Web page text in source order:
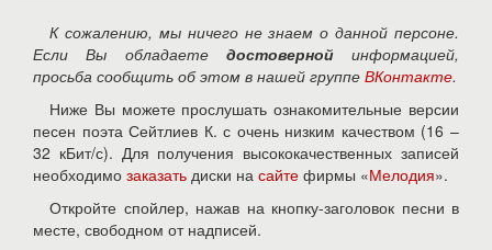
К сожалению, мы ничего не знаем о данной персоне.
Если Вы обладаете достовернойинформацией,
просьба сообщить об этом в нашей группе ВКонтакте.
Ниже Вы можете прослушать ознакомительные версии
песен поэта Сейтлиев К. с очень низким качеством (16 –
32 кБит/с). Для получения высококачественных записей
необходимо заказать диски на сайте фирмы «Мелодия».
Откройте спойлер, нажав на кнопку-заголовок песни в
месте, свободном от надписей.